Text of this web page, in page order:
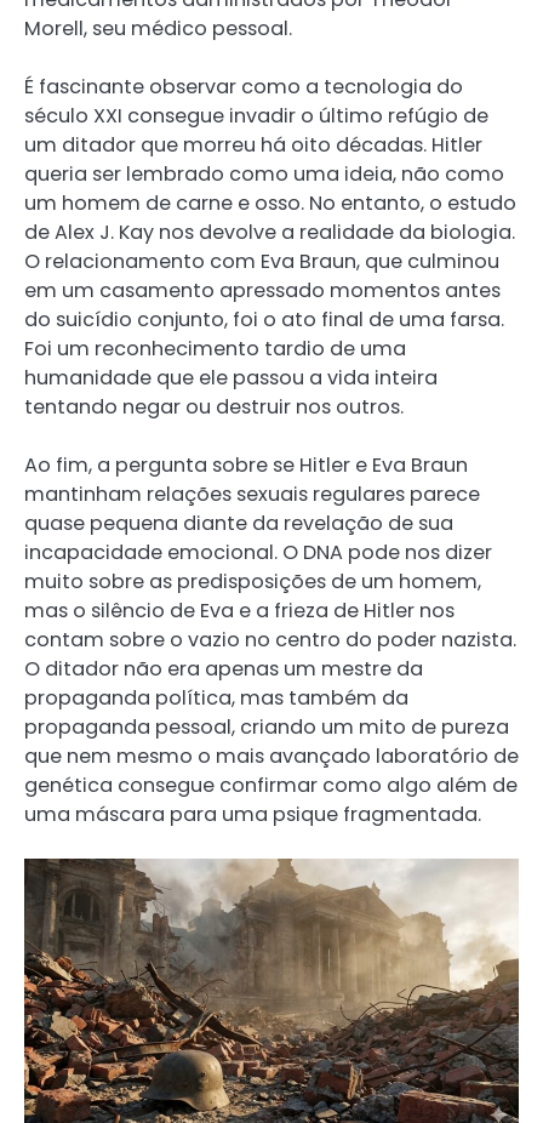
Morell, seu médico pessoal.
É fascinante observar como a tecnologia do
século XXI consegue invadir o último refúgio de
um ditador que morreu há oito décadas. Hitler
queria ser lembrado como uma ideia, não como
um homem de carne e osso. No entanto, o estudo
de Alex J. Kay nos devolve a realidade da biologia.
O relacionamento com Eva Braun, que culminou
em um casamento apressado momentos antes
do suicídio conjunto, foi o ato final de uma farsa.
Foi um reconhecimento tardio de uma
humanidade que ele passou a vida inteira
tentando negar ou destruir nos outros.
Ao fim, a pergunta sobre se Hitler e Eva Braun
mantinham relações sexuais regulares parece
quase pequena diante da revelação de sua
incapacidade emocional. O DNA pode nos dizer
muito sobre as predisposições de um homem,
mas o silêncio de Eva e a frieza de Hitler nos
contam sobre o vazio no centro do poder nazista.
O ditador não era apenas um mestre da
propaganda política, mas também da
propaganda pessoal, criando um mito de pureza
que nem mesmo o mais avançado laboratório de
genética consegue confirmar como algo além de
uma máscara para uma psique fragmentada.